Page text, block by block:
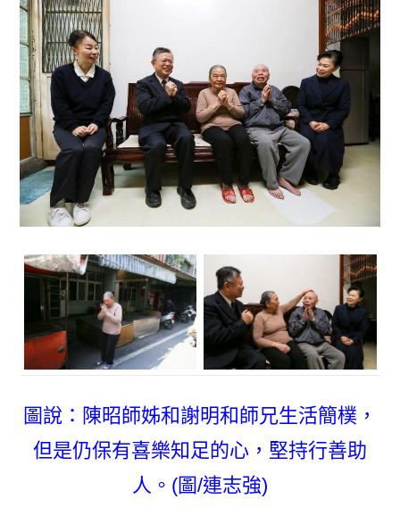
圖說：陳昭師姊和謝明和師兄生活簡樸，
但是仍保有喜樂知足的心，堅持行善助
人。(圖/連志強)